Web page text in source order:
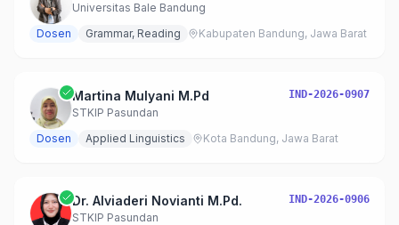
Universitas Bale Bandung
Dosen Grammar, Reading Kabupaten Bandung, Jawa Barat
Martina Mulyani M.Pd
STKIP Pasundan
IND-2026-0907
Dosen Applied Linguistics Kota Bandung, Jawa Barat
Dr. Alviaderi Novianti M.Pd.
STKIP Pasundan
IND-2026-0906